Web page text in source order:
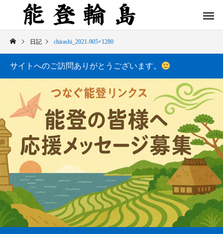
白米千枚田 あぜのきらめき（アルバム） 今日の白米千枚田
日記 chirashi_2021-905×1280
サイトへのご訪問ありがとうございます。